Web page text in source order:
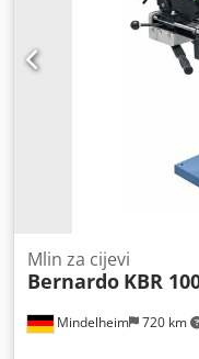
Mindelheim 720 km
Mlin za cijevi
Bernardo KBR